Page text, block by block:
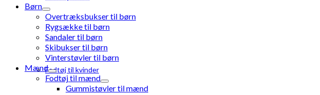
Fodtøj til kvinder
Børn
Overtræksbukser til børn
Rygsække til børn
Sandaler til børn
Skibukser til børn
Vinterstøvler til børn
Mænd
Fodtøj til mænd
Gummistøvler til mænd